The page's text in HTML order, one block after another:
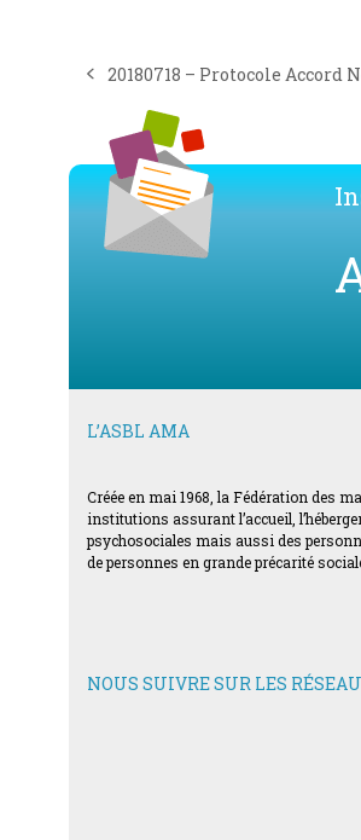
previous
20180718 – Protocole Accord
L’ASBL AMA
Créée en mai 1968, la Fédération des
institutions assurant l’accueil,
psychosociales mais aussi des
de personnes en grande précarité
NOUS SUIVRE SUR LES